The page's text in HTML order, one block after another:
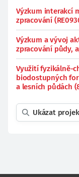
Výzkum interakcí
zpracování
Výzkum a vývoj
zpracování půdy,
Využití fyzikálně-
biodostupných
a lesních půdách
Ukázat